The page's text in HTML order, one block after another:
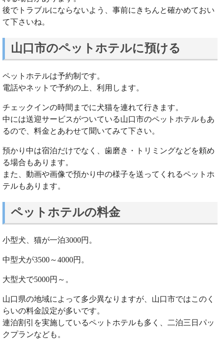
後でトラブルにならないよう、事前にきちんと確かめておい
て下さいね。
山口市のペットホテルに預ける
ペットホテルは予約制です。
電話やネットで予約の上、利用します。
チェックインの時間までに犬猫を連れて行きます。
中には送迎サービスがついている山口市のペットホテルもあ
るので、料金とあわせて聞いてみて下さい。
預かり中は宿泊だけでなく、歯磨き・トリミングなどを頼め
る場合もあります。
また、動画や画像で預かり中の様子を送ってくれるペットホ
テルもあります。
ペットホテルの料金
小型犬、猫が一泊3000円。
中型犬が3500～4000円。
大型犬で5000円～。
山口県の地域によって多少異なりますが、山口市ではこのく
らいの料金設定が多いです。
連泊割引を実施しているペットホテルも多く、二泊三日パッ
クプランなども。